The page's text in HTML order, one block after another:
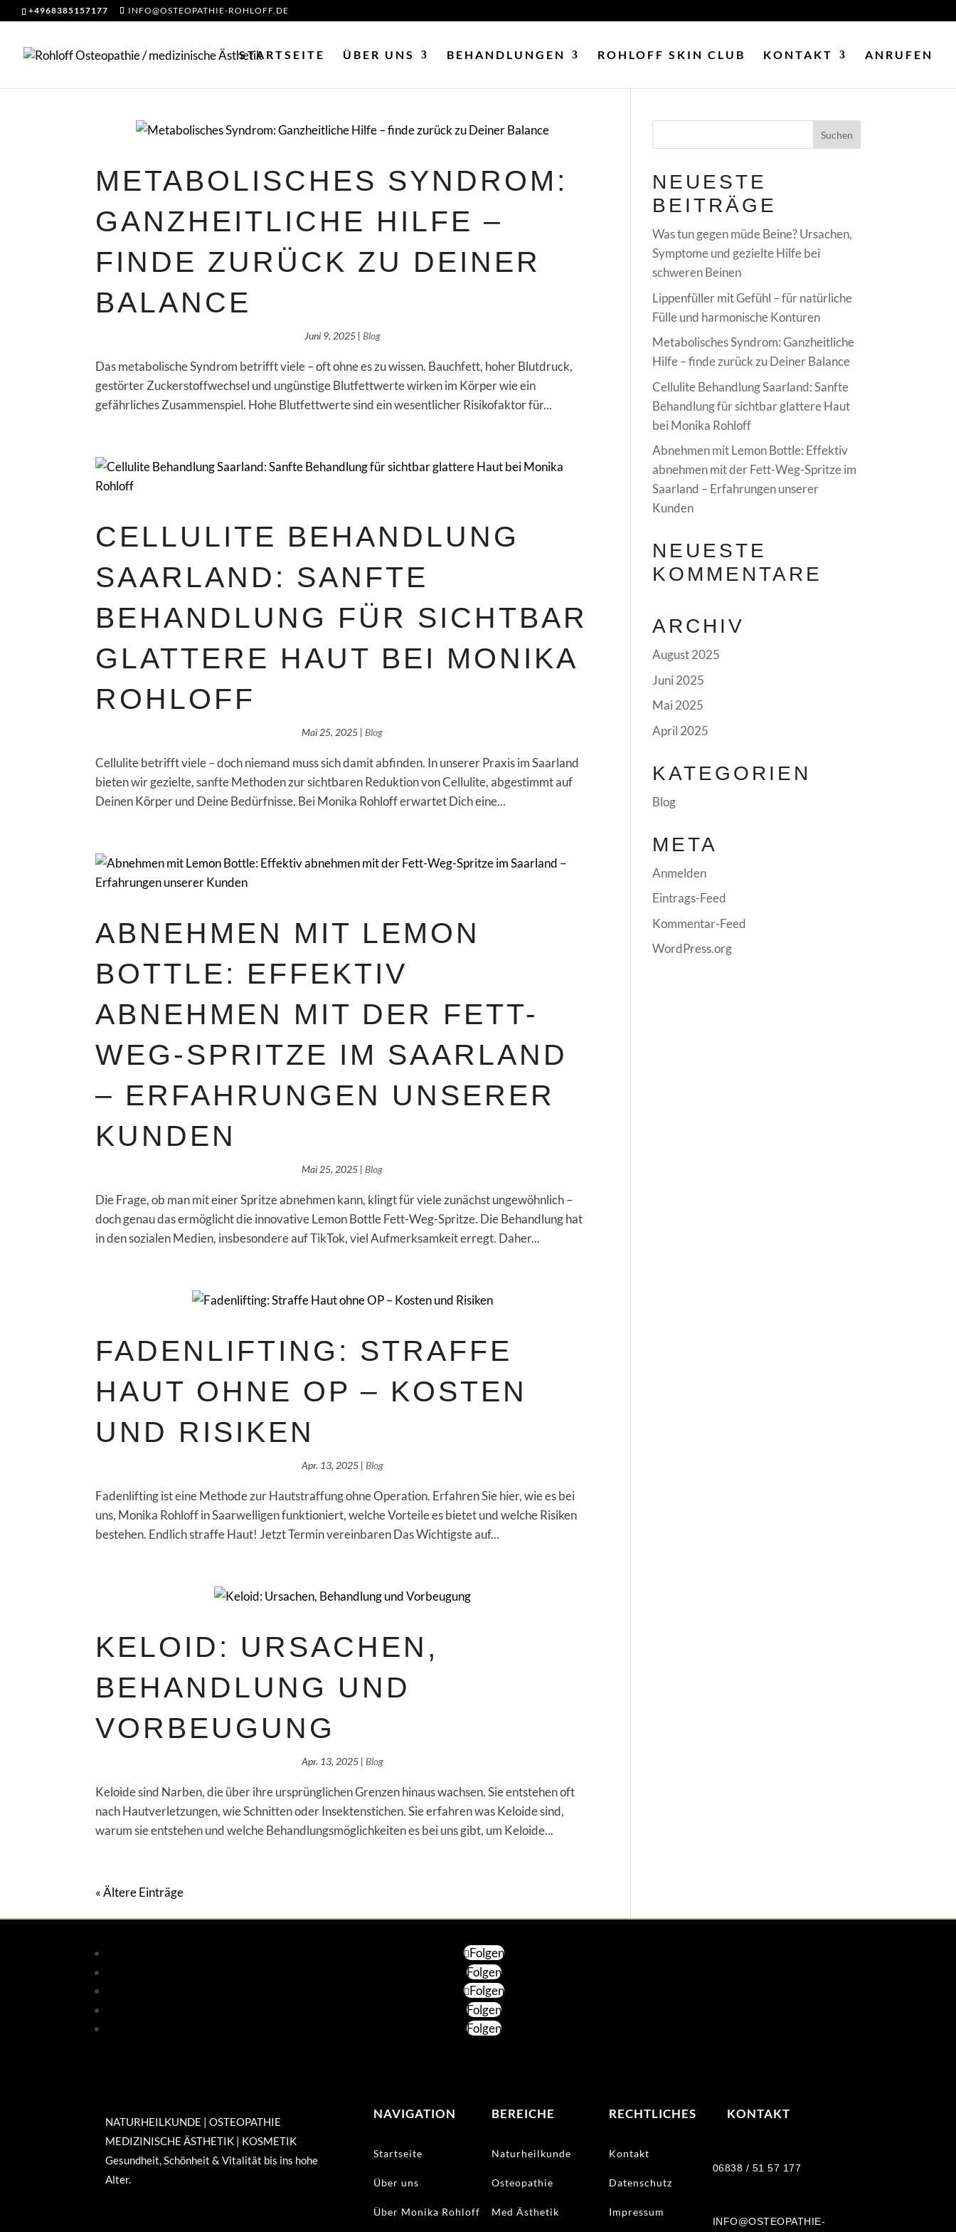
+4968385157177 INFO@OSTEOPATHIE-ROHLOFF.DE
STARTSEITE ÜBER UNS BEHANDLUNGEN ROHLOFF SKIN CLUB KONTAKT ANRUFEN
METABOLISCHES SYNDROM:
GANZHEITLICHE HILFE –
FINDE ZURÜCK ZU DEINER
BALANCE
Juni 9, 2025| Blog
Das metabolische Syndrom betrifft viele – oft ohne es zu wissen. Bauchfett, hoher Blutdruck,
gestörter Zuckerstoffwechsel und ungünstige Blutfettwerte wirken im Körper wie ein
gefährliches Zusammenspiel. Hohe Blutfettwerte sind ein wesentlicher Risikofaktor für...
CELLULITE BEHANDLUNG
SAARLAND: SANFTE
BEHANDLUNG FÜR SICHTBAR
GLATTERE HAUT BEI MONIKA
ROHLOFF
Mai 25, 2025 | Blog
Cellulite betrifft viele – doch niemand muss sich damit abfinden. In unserer Praxis im Saarland
bieten wir gezielte, sanfte Methoden zur sichtbaren Reduktion von Cellulite, abgestimmt auf
Deinen Körper und Deine Bedürfnisse. Bei Monika Rohloff erwartet Dich eine...
ABNEHMEN MIT LEMON
BOTTLE: EFFEKTIV
ABNEHMEN MIT DER FETT-
WEG-SPRITZE IM SAARLAND
– ERFAHRUNGEN UNSERER
KUNDEN
Mai 25, 2025 | Blog
Die Frage, ob man mit einer Spritze abnehmen kann, klingt für viele zunächst ungewöhnlich –
doch genau das ermöglicht die innovative Lemon Bottle Fett-Weg-Spritze. Die Behandlung hat
in den sozialen Medien, insbesondere auf TikTok, viel Aufmerksamkeit erregt. Daher...
FADENLIFTING: STRAFFE
HAUT OHNE OP – KOSTEN
UND RISIKEN
Apr. 13, 2025| Blog
Fadenlifting ist eine Methode zur Hautstraffung ohne Operation. Erfahren Sie hier, wie es bei
uns, Monika Rohloff in Saarwelligen funktioniert, welche Vorteile es bietet und welche Risiken
bestehen. Endlich straffe Haut! Jetzt Termin vereinbaren Das Wichtigste auf...
KELOID: URSACHEN,
BEHANDLUNG UND
VORBEUGUNG
Apr. 13, 2025| Blog
Keloide sind Narben, die über ihre ursprünglichen Grenzen hinaus wachsen. Sie entstehen oft
nach Hautverletzungen, wie Schnitten oder Insektenstichen. Sie erfahren was Keloide sind,
warum sie entstehen und welche Behandlungsmöglichkeiten es bei uns gibt, um Keloide...
« Ältere Einträge
NEUESTE
BEITRÄGE
Was tun gegen müde Beine? Ursachen,
Symptome und gezielte Hilfe bei
schweren Beinen
Lippenfüller mit Gefühl – für natürliche
Fülle und harmonische Konturen
Metabolisches Syndrom: Ganzheitliche
Hilfe – finde zurück zu Deiner Balance
Cellulite Behandlung Saarland: Sanfte
Behandlung für sichtbar glattere Haut
bei Monika Rohloff
Abnehmen mit Lemon Bottle: Effektiv
abnehmen mit der Fett-Weg-Spritze im
Saarland – Erfahrungen unserer
Kunden
NEUESTE
KOMMENTARE
ARCHIV
August 2025
Juni 2025
Mai 2025
April 2025
KATEGORIEN
Blog
META
Anmelden
Eintrags-Feed
Kommentar-Feed
WordPress.org
Folgen
Folgen
Folgen
Folgen
Folgen
NATURHEILKUNDE | OSTEOPATHIE
MEDIZINISCHE ÄSTHETIK | KOSMETIK
Gesundheit, Schönheit & Vitalität bis ins hohe
Alter.
NAVIGATION
Startseite
Über uns
Über Monika Rohloff
BEREICHE
Naturheilkunde
Osteopathie
Med Ästhetik
RECHTLICHES
Kontakt
Datenschutz
Impressum
KONTAKT
06838 / 51 57 177
INFO@OSTEOPATHIE-